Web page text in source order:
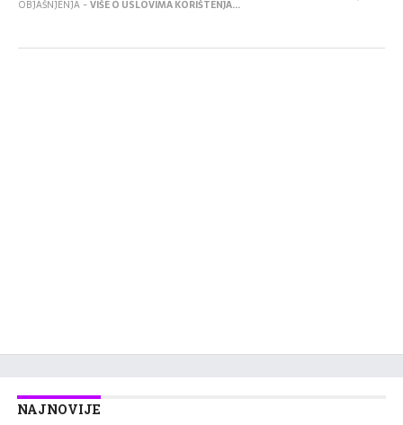
OBJAŠNJENJA -VIŠE O USLOVIMA KORIŠTENJA...
NAJNOVIJE